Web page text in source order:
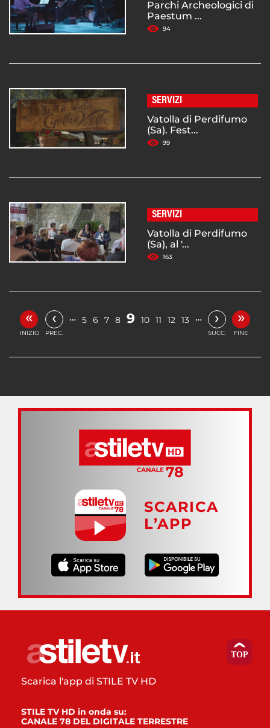
Parchi Archeologici di
Paestum ...
94
SERVIZI
Vatolla di Perdifumo
(Sa). Fest...
99
SERVIZI
Vatolla di Perdifumo
(Sa), al '...
163
«
INIZIO
‹
PREC.
… 5 6 7 8 9 10 11 12 13 … ›
SUCC.
»
FINE
SCARICA
L’APP
Scarica l'app di STILE TV HD
STILE TV HD in onda su:
CANALE 78 DEL DIGITALE TERRESTRE